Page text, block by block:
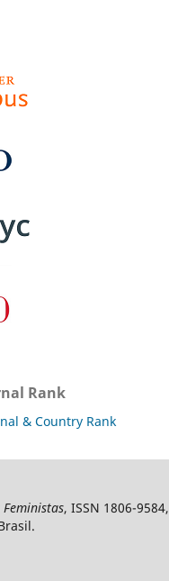
Rank
Feministas, ISSN 1806-9584,